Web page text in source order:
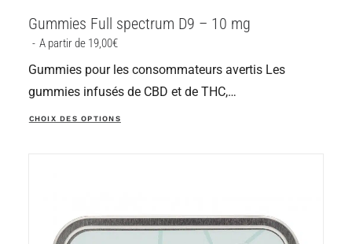
Gummies Full spectrum D9 – 10 mg
A partir de 19,00€
Gummies pour les consommateurs avertis Les
gummies infusés de CBD et de THC,…
CHOIX DES OPTIONS
peuvent